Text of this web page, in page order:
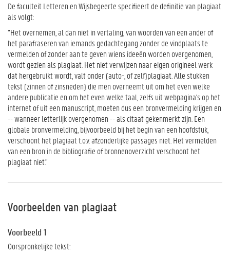
De faculteit Letteren en Wijsbegeerte specifieert de definitie van plagiaat
als volgt:
“Het overnemen, al dan niet in vertaling, van woorden van een ander of
het parafraseren van iemands gedachtegang zonder de vindplaats te
vermelden of zonder aan te geven wiens ideeën worden overgenomen,
wordt gezien als plagiaat. Het niet verwijzen naar eigen origineel werk
dat hergebruikt wordt, valt onder (auto-, of zelf)plagiaat. Alle stukken
tekst (zinnen of zinsneden) die men overneemt uit om het even welke
andere publicatie en om het even welke taal, zelfs uit webpagina's op het
internet of uit een manuscript, moeten dus een bronvermelding krijgen en
-- wanneer letterlijk overgenomen -- als citaat gekenmerkt zijn. Een
globale bronvermelding, bijvoorbeeld bij het begin van een hoofdstuk,
verschoont het plagiaat t.o.v. afzonderlijke passages niet. Het vermelden
van een bron in de bibliografie of bronnenoverzicht verschoont het
plagiaat niet."
Voorbeelden van plagiaat
Voorbeeld 1
Oorspronkelijke tekst: